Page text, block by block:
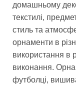
домашньому
текстилі,
стиль та
орнаменти в
використання в
виконання.
футболці,